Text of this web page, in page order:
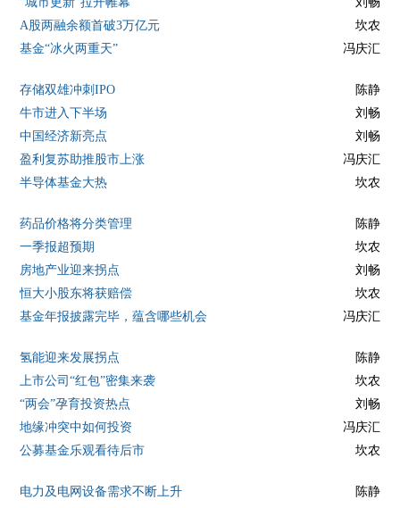
A股两融余额首破3万亿元
坎农
基金“冰火两重天”
冯庆汇
存储双雄冲刺IPO
陈静
牛市进入下半场
刘畅
中国经济新亮点
刘畅
盈利复苏助推股市上涨
冯庆汇
半导体基金大热
坎农
药品价格将分类管理
陈静
一季报超预期
坎农
房地产业迎来拐点
刘畅
恒大小股东将获赔偿
坎农
基金年报披露完毕，蕴含哪些机会
冯庆汇
氢能迎来发展拐点
陈静
上市公司“红包”密集来袭
坎农
“两会”孕育投资热点
刘畅
地缘冲突中如何投资
冯庆汇
公募基金乐观看待后市
坎农
电力及电网设备需求不断上升 陈静